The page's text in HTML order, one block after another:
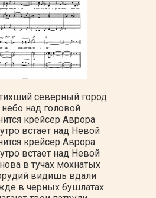
северный город
над головой
крейсер Аврора
встает над Невой
крейсер Аврора
встает над Невой
в тучах мохнатых
видишь вдали
в черных бушлатах